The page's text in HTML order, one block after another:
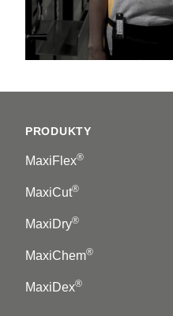
PRODUKTY
MaxiFlex®
MaxiCut®
MaxiDry®
MaxiChem®
MaxiDex®